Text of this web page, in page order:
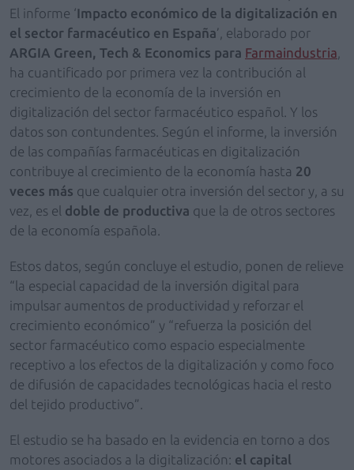
El informe ‘Impacto económico de la digitalización en
el sector farmacéutico en España’, elaborado por
ARGIA Green, Tech & Economics para Farmaindustria
ha cuantificado por primera vez la contribución al
crecimiento de la economía de la inversión en
digitalización del sector farmacéutico español. Y los
datos son contundentes. Según el informe, la inversión
de las compañías farmacéuticas en digitalización
contribuye al crecimiento de la economía hasta 20
veces más que cualquier otra inversión del sector y, a su
vez, es el doble de productiva que la de otros sectores
de la economía española.
Estos datos, según concluye el estudio, ponen de relieve
“la especial capacidad de la inversión digital para
impulsar aumentos de productividad y reforzar el
crecimiento económico” y “refuerza la posición del
sector farmacéutico como espacio especialmente
receptivo a los efectos de la digitalización y como foco
de difusión de capacidades tecnológicas hacia el resto
del tejido productivo”.
El estudio se ha basado en la evidencia en torno a dos
motores asociados a la digitalización: el capital